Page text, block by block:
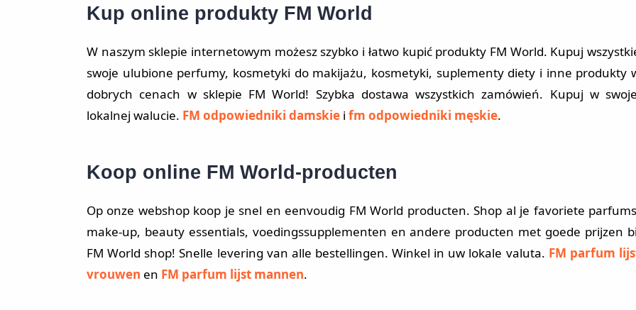
Kup online produkty FM World
W naszym sklepie internetowym możesz szybko i łatwo kupić produkty FM World. Kupuj
swoje ulubione perfumy, kosmetyki do makijażu, kosmetyki, suplementy diety i inne produkty
dobrych cenach w sklepie FM World! Szybka dostawa wszystkich zamówień. Kupuj w
lokalnej walucie. FM odpowiedniki damskie i fm odpowiedniki męskie.
Koop online FM World-producten
Op onze webshop koop je snel en eenvoudig FM World producten. Shop al je favoriete
make-up, beauty essentials, voedingssupplementen en andere producten met goede prijzen
FM World shop! Snelle levering van alle bestellingen. Winkel in uw lokale valuta. FM parfum
vrouwen en FM parfum lijst mannen.